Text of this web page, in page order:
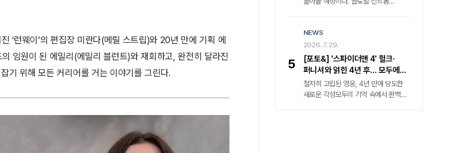
‘런웨이’의 편집장 미란다(메릴 스트립)와 20년 만에 기획 에
임원이 된 에밀리(에밀리 블런트)와 재회하고, 완전히 달라진
기 위해 모든 커리어를 거는 이야기를 그린다.
씨네플레이 기자들이 시사회에서
속 캐릭터 꺼먹살이에 관한 여러 정보를
공개했다. 그중 화제를 모은 건 오는
8월 무신사 드롭 을 통해 꺼먹살이 키링
5종과 무신사 스탠다드 컬래버 티셔츠
2종이 발매될 예정이란 발표였다.
꺼먹살이는 〈동궁〉 속 캐릭터로 귀천 역
남주혁을 졸졸 따라다니는 귀매이다.
5
NEWS
2026. 7. 29.
[포토&] '스파이더맨 4' 헐크·
퍼니셔와 얽힌 4년 후… 모두에게
잊힌 영웅 '홀로서기'
철저히 고립된 영웅, 4년 만에 당도한
새로운 각성모두의 기억 속에서 완벽히